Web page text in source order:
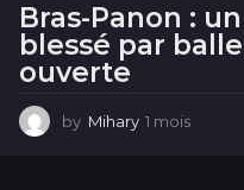
Bras-Panon :
blessé par
ouverte
by Mihary 1 mois